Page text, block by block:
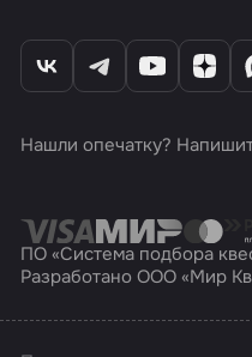
Нашли опечатку?
ПО «Система подбора
Разработано ООО «Мир